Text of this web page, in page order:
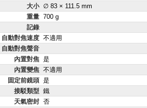
大小 ∅ 83 × 111.5 mm
重量 700 g
記錄
自動對焦速度 不適用
自動對焦聲音
內置對焦 是
內置變焦 不適用
固定前鏡頭 是
接駁類型 鐵
天氣密封 否